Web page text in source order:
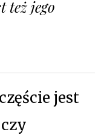
też jego
jest